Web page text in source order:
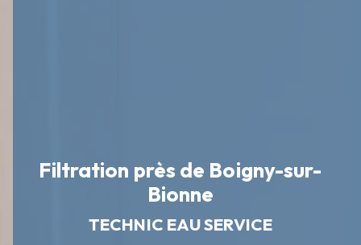
Filtration près de Boigny-sur-
Bionne
TECHNIC EAU SERVICE